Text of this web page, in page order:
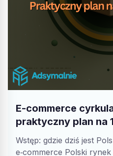
E-commerce
praktyczny plan na
Wstęp: gdzie dziś jest
e‑commerce Polski